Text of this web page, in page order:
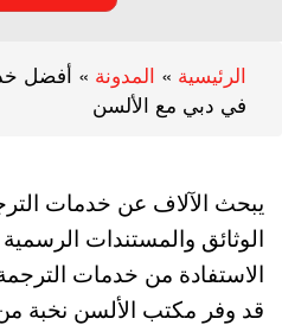
الرئيسية » المدونة » أفضل
في دبي مع الألسن
يبحث الآلاف عن خدمات
الوثائق والمستندات
الاستفادة من خدمات
قد وفر مكتب الألسن نخبة